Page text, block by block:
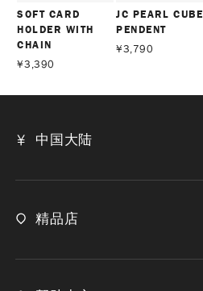
SOFT CARD
HOLDER WITH
CHAIN
¥3,390
JC PEARL CUBE
PENDENT
¥3,790
中国大陆
精品店